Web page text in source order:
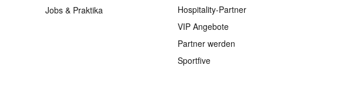
Jobs & Praktika
Hospitality-Partner
VIP Angebote
Partner werden
Sportfive